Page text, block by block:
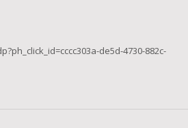
de5d-4730-882c-